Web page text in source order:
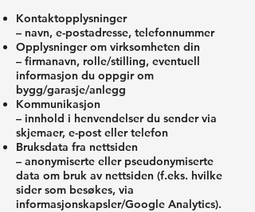
Kontaktopplysninger
– navn, e-postadresse, telefonnummer
Opplysninger om virksomheten din
– firmanavn, rolle/stilling, eventuell
informasjon du oppgir om
bygg/garasje/anlegg
Kommunikasjon
– innhold i henvendelser du sender via
skjemaer, e-post eller telefon
Bruksdata fra nettsiden
– anonymiserte eller pseudonymiserte
data om bruk av nettsiden (f.eks. hvilke
sider som besøkes, via
informasjonskapsler/Google Analytics).